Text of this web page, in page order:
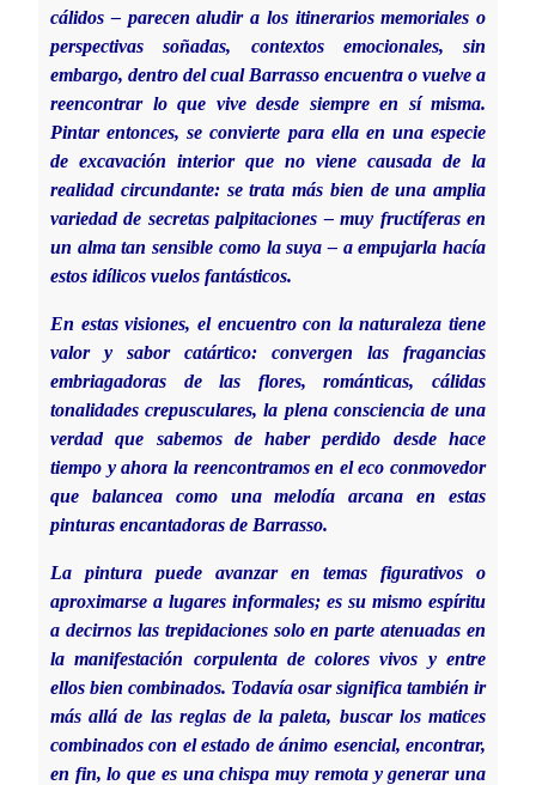
cálidos – parecen aludir a los itinerarios memoriales o
perspectivas soñadas, contextos emocionales, sin
embargo, dentro del cual Barrasso encuentra o vuelve a
reencontrar lo que vive desde siempre en sí misma.
Pintar entonces, se convierte para ella en una especie
de excavación interior que no viene causada de la
realidad circundante: se trata más bien de una amplia
variedad de secretas palpitaciones – muy fructíferas en
un alma tan sensible como la suya – a empujarla hacía
estos idílicos vuelos fantásticos.
En estas visiones, el encuentro con la naturaleza tiene
valor y sabor catártico: convergen las fragancias
embriagadoras de las flores, románticas, cálidas
tonalidades crepusculares, la plena consciencia de una
verdad que sabemos de haber perdido desde hace
tiempo y ahora la reencontramos en el eco conmovedor
que balancea como una melodía arcana en estas
pinturas encantadoras de Barrasso.
La pintura puede avanzar en temas figurativos o
aproximarse a lugares informales; es su mismo espíritu
a decirnos las trepidaciones solo en parte atenuadas en
la manifestación corpulenta de colores vivos y entre
ellos bien combinados. Todavía osar significa también ir
más allá de las reglas de la paleta, buscar los matices
combinados con el estado de ánimo esencial, encontrar,
en fin, lo que es una chispa muy remota y generar una